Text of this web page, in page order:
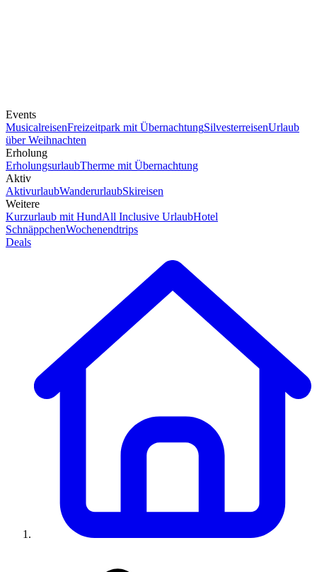
Events
MusicalreisenFreizeitpark mit ÜbernachtungSilvesterreisenUrlaub
über Weihnachten
Erholung
ErholungsurlaubTherme mit Übernachtung
Aktiv
AktivurlaubWanderurlaubSkireisen
Weitere
Kurzurlaub mit HundAll Inclusive UrlaubHotel
SchnäppchenWochenendtrips
Deals